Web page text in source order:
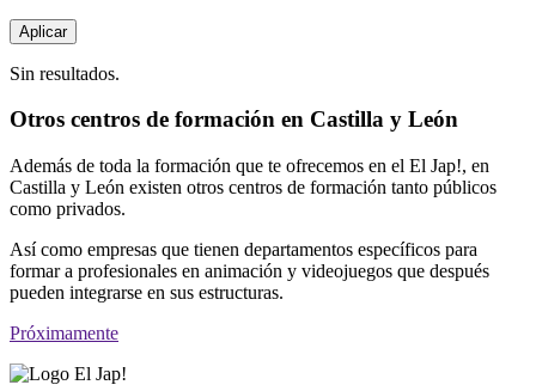
Sin resultados.
Otros centros de formación en Castilla y León
Además de toda la formación que te ofrecemos en el El Jap!, en
Castilla y León existen otros centros de formación tanto públicos
como privados.
Así como empresas que tienen departamentos específicos para
formar a profesionales en animación y videojuegos que después
pueden integrarse en sus estructuras.
Próximamente